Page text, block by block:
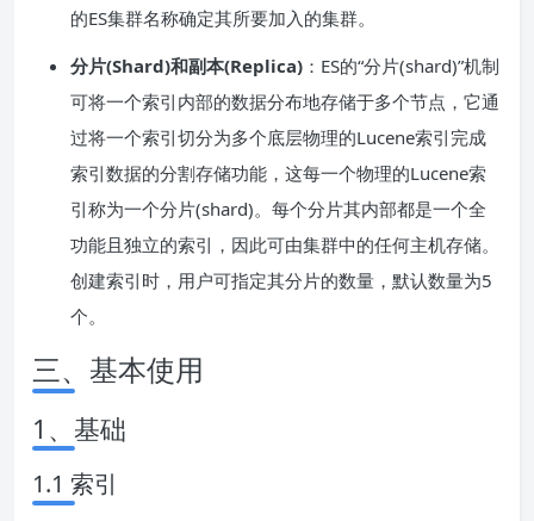
的ES集群名称确定其所要加入的集群。
分片(Shard)和副本(Replica) ：ES的“分片(shard)”机制
可将一个索引内部的数据分布地存储于多个节点，它通
过将一个索引切分为多个底层物理的Lucene索引完成
索引数据的分割存储功能，这每一个物理的Lucene索
引称为一个分片(shard)。每个分片其内部都是一个全
功能且独立的索引，因此可由集群中的任何主机存储。
创建索引时，用户可指定其分片的数量，默认数量为5
个。
三、基本使用
1、基础
1.1 索引